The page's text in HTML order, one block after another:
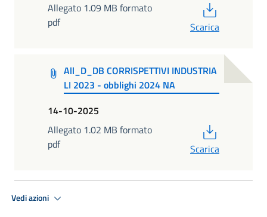
Allegato 1.09 MB formato
pdf
Scarica
All_D_DB CORRISPETTIVI INDUSTRIA
LI 2023 - obblighi 2024 NA
14-10-2025
Allegato 1.02 MB formato
pdf
Scarica
Vedi azioni